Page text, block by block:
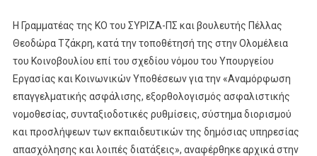
Η Γραμματέας της ΚΟ του ΣΥΡΙΖΑ-ΠΣ και βουλευτής Πέλλας
Θεοδώρα Τζάκρη, κατά την τοποθέτησή της στην Ολομέλεια
του Κοινοβουλίου επί του σχεδίου νόμου του Υπουργείου
Εργασίας και Κοινωνικών Υποθέσεων για την «Αναμόρφωση
επαγγελματικής ασφάλισης, εξορθολογισμός ασφαλιστικής
νομοθεσίας, συνταξιοδοτικές ρυθμίσεις, σύστημα διορισμού
και προσλήψεων των εκπαιδευτικών της δημόσιας υπηρεσίας
απασχόλησης και λοιπές διατάξεις», αναφέρθηκε αρχικά στην